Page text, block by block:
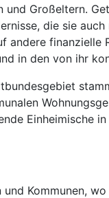
Großeltern.
die sie
in den von ihr
Einheimische
Kommunen,